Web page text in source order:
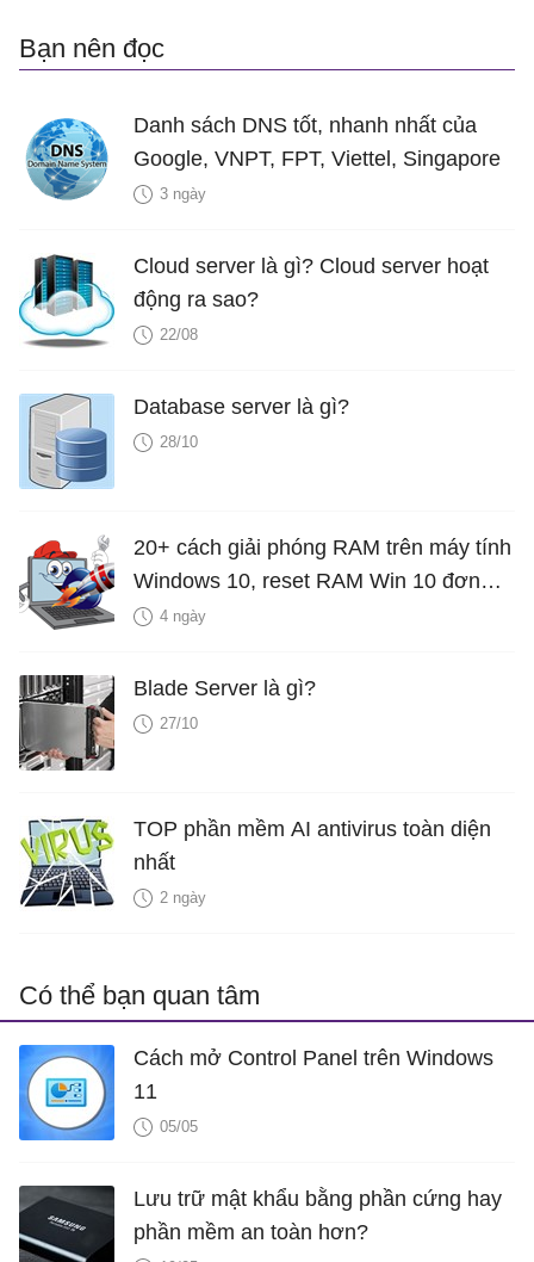
Bạn nên đọc
Danh sách DNS tốt, nhanh nhất của
Google, VNPT, FPT, Viettel, Singapore
3 ngày
Cloud server là gì? Cloud server hoạt
động ra sao?
22/08
Database server là gì?
28/10
20+ cách giải phóng RAM trên máy tính
Windows 10, reset RAM Win 10 đơn
giản nhất
4 ngày
Blade Server là gì?
27/10
TOP phần mềm AI antivirus toàn diện
nhất
2 ngày
Có thể bạn quan tâm
Cách mở Control Panel trên Windows
11
05/05
Lưu trữ mật khẩu bằng phần cứng hay
phần mềm an toàn hơn?